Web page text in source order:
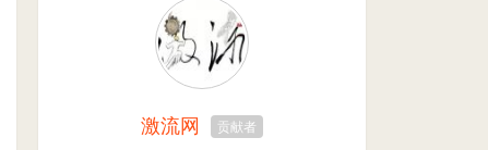
激流网 贡献者